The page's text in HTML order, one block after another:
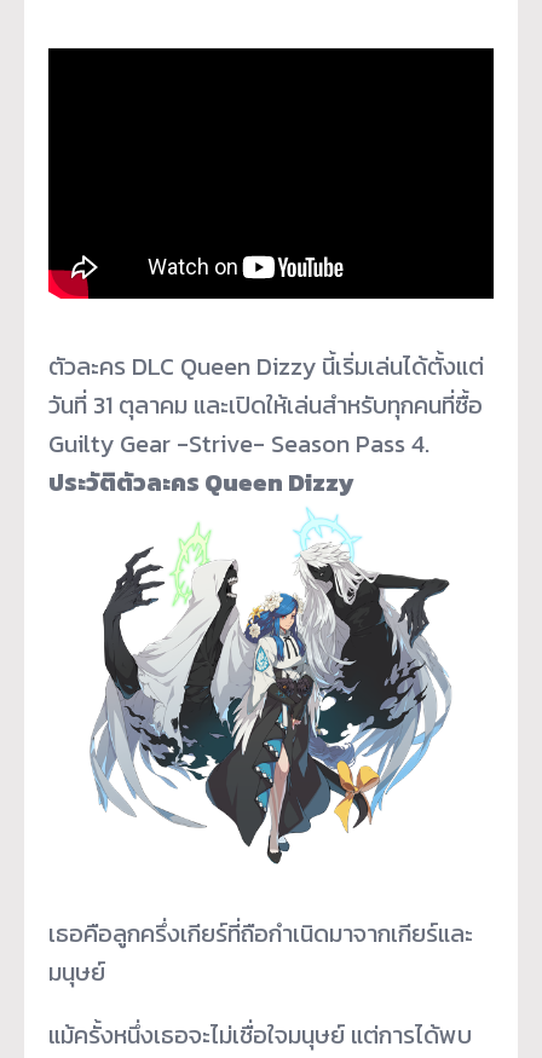
ตัวละคร DLC Queen Dizzy นี้เริ่มเล่นได้ตั้งแต่
วันที่ 31 ตุลาคม และเปิดให้เล่นสำหรับทุกคนที่ซื้อ
Guilty Gear -Strive- Season Pass 4.
ประวัติตัวละคร Queen Dizzy
เธอคือลูกครึ่งเกียร์ที่ถือกำเนิดมาจากเกียร์และ
มนุษย์
แม้ครั้งหนึ่งเธอจะไม่เชื่อใจมนุษย์ แต่การได้พบ